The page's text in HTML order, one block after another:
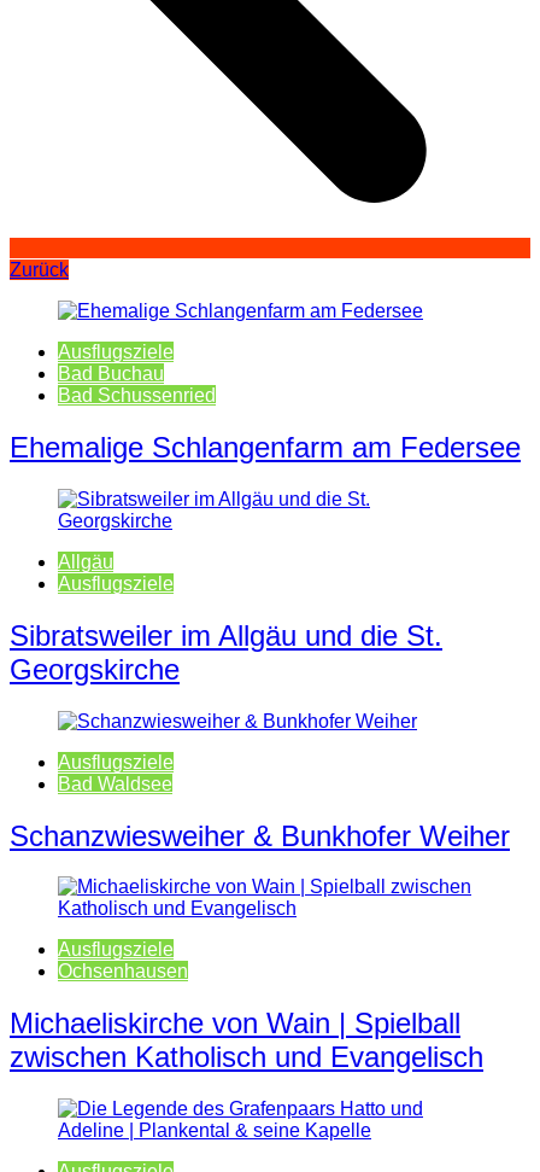
Zurück
Ausflugsziele
Bad Buchau
Bad Schussenried
Ehemalige Schlangenfarm am Federsee
Allgäu
Ausflugsziele
Sibratsweiler im Allgäu und die St.
Georgskirche
Ausflugsziele
Bad Waldsee
Schanzwiesweiher & Bunkhofer Weiher
Ausflugsziele
Ochsenhausen
Michaeliskirche von Wain | Spielball
zwischen Katholisch und Evangelisch